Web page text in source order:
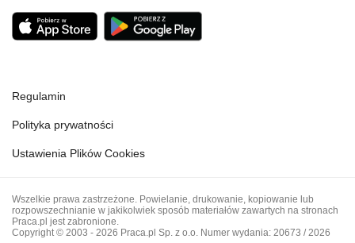
Regulamin
Polityka prywatności
Ustawienia Plików Cookies
Wszelkie prawa zastrzeżone. Powielanie, drukowanie, kopiowanie lub
rozpowszechnianie w jakikolwiek sposób materiałów zawartych na stronach
Praca.pl jest zabronione.
Copyright © 2003 - 2026 Praca.pl Sp. z o.o. Numer wydania: 20673 / 2026